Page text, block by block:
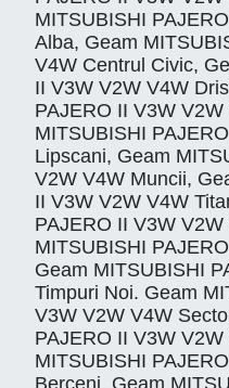
MITSUBISHI
Alba, Geam
V4W Centrul Civic,
II V3W V2W V4W
PAJERO II V3W
MITSUBISHI
Lipscani, Geam
V2W V4W Muncii,
II V3W V2W V4W
PAJERO II V3W
MITSUBISHI
Geam MITSUBISHI
Timpuri Noi. Geam
V3W V2W V4W
PAJERO II V3W
MITSUBISHI